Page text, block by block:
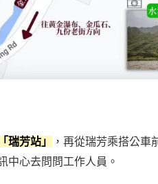
「瑞芳站」
，再從瑞芳乘搭公
中心去問問工作人員。